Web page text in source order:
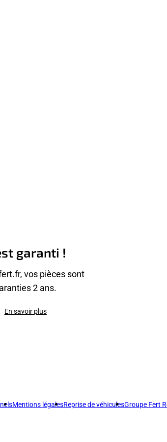
garanti !
vos pièces sont
2 ans.
En savoir plus
Mentions légalesReprise de véhiculesGroupe Fert